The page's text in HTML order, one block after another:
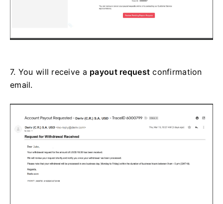
7. You will receive a payout request confirmation
email.